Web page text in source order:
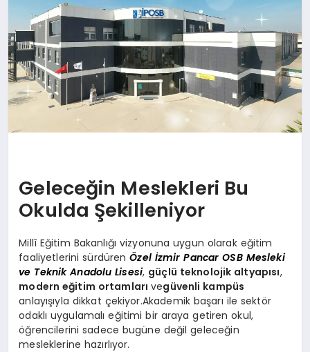
TEKNOLOJI
YAŞAM
MALATYA HABERLERI
Geleceğin Meslekleri Bu
Okulda Şekilleniyor
Millî Eğitim Bakanlığı vizyonuna uygun olarak eğitim
faaliyetlerini sürdürenÖzel İzmir Pancar OSB Mesleki
ve Teknik Anadolu Lisesi, güçlü teknolojik altyapısı,
modern eğitim ortamlarıvegüvenli kampüs
anlayışıyla dikkat çekiyor.Akademik başarı ile sektör
odaklı uygulamalı eğitimi bir araya getiren okul,
öğrencilerini sadece bugüne değil geleceğin
mesleklerine hazırlıyor.